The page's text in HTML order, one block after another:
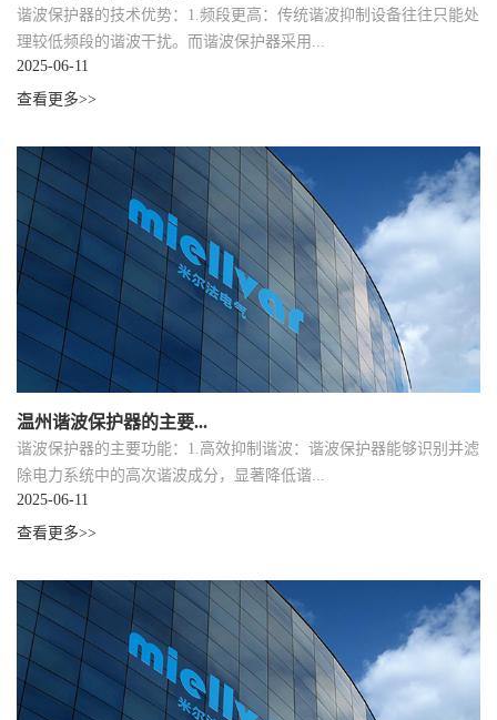
谐波保护器的技术优势：1.频段更高：传统谐波抑制设备往往只能处
理较低频段的谐波干扰。而谐波保护器采用...
2025-06-11
查看更多>>
温州谐波保护器的主要...
谐波保护器的主要功能：1.高效抑制谐波：谐波保护器能够识别并滤
除电力系统中的高次谐波成分，显著降低谐...
2025-06-11
查看更多>>